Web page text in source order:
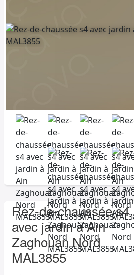
Rez-de-chaussée s4
avec jardin à Ain
Zaghouan Nord
MAL3855